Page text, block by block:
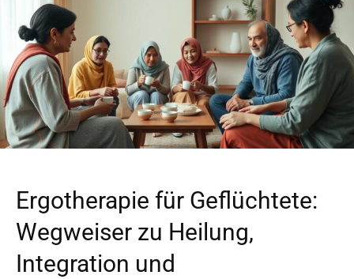
Ergotherapie für Geflüchtete:
Wegweiser zu Heilung,
Integration und